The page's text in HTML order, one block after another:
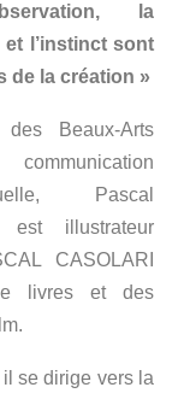
la
et l’instinct sont
de la création »
des Beaux-Arts
Pascal
est illustrateur
CASOLARI
livres et des
se dirige vers la